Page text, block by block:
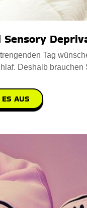
Sensory
Tag
Deshalb brauchen
AUS